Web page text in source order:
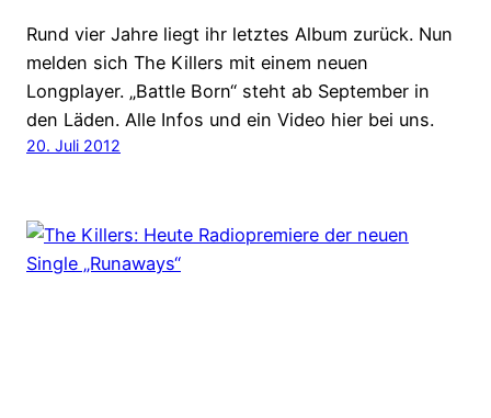
Rund vier Jahre liegt ihr letztes Album zurück. Nun
melden sich The Killers mit einem neuen
Longplayer. „Battle Born“ steht ab September in
den Läden. Alle Infos und ein Video hier bei uns.
20. Juli 2012